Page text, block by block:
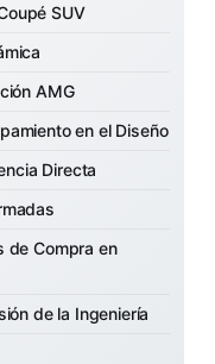
SUV
AMG
en el Diseño
Directa
de Compra en
de la Ingeniería